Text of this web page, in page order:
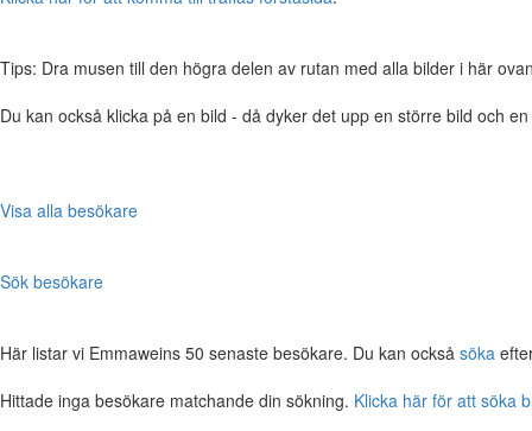
Tips: Dra musen till den högra delen av rutan med alla bilder i här
Du kan också klicka på en bild - då dyker det upp en större bild och
Visa alla besökare
Sök besökare
Här listar vi Emmaweins 50 senaste besökare. Du kan också söka
Hittade inga besökare matchande din sökning. Klicka här för att söka